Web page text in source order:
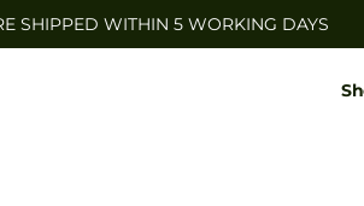
SHIPPED WITHIN 5 WORKING DAYS